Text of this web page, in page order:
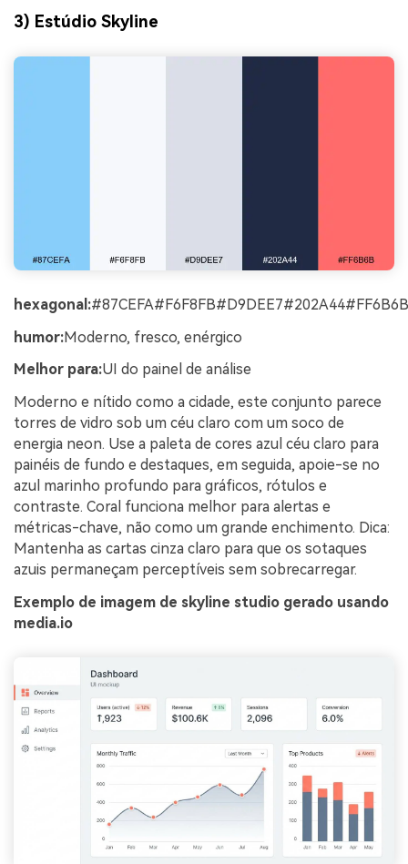
3) Estúdio Skyline
hexagonal:#87CEFA#F6F8FB#D9DEE7#202A44#FF6B6B
humor:Moderno, fresco, enérgico
Melhor para:UI do painel de análise
Moderno e nítido como a cidade, este conjunto parece
torres de vidro sob um céu claro com um soco de
energia neon. Use a paleta de cores azul céu claro para
painéis de fundo e destaques, em seguida, apoie-se no
azul marinho profundo para gráficos, rótulos e
contraste. Coral funciona melhor para alertas e
métricas-chave, não como um grande enchimento. Dica:
Mantenha as cartas cinza claro para que os sotaques
azuis permaneçam perceptíveis sem sobrecarregar.
Exemplo de imagem de skyline studio gerado usando
media.io